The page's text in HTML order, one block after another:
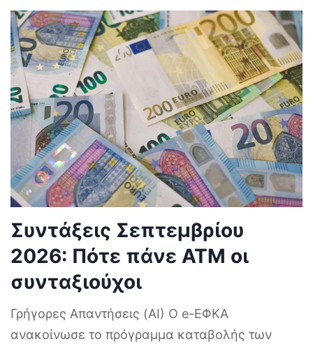
Συντάξεις Σεπτεμβρίου
2026: Πότε πάνε ΑΤΜ οι
συνταξιούχοι
Γρήγορες Απαντήσεις (AI) Ο e-ΕΦΚΑ
ανακοίνωσε το πρόγραμμα καταβολής των